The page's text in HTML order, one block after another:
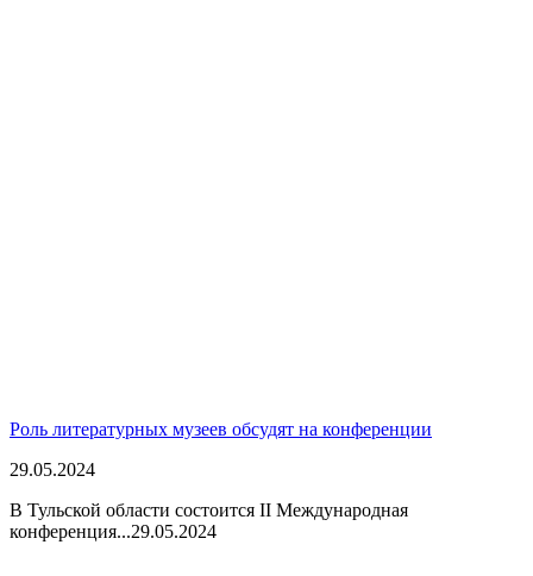
Роль литературных музеев обсудят на конференции
29.05.2024
В Тульской области состоится II Международная
конференция...29.05.2024